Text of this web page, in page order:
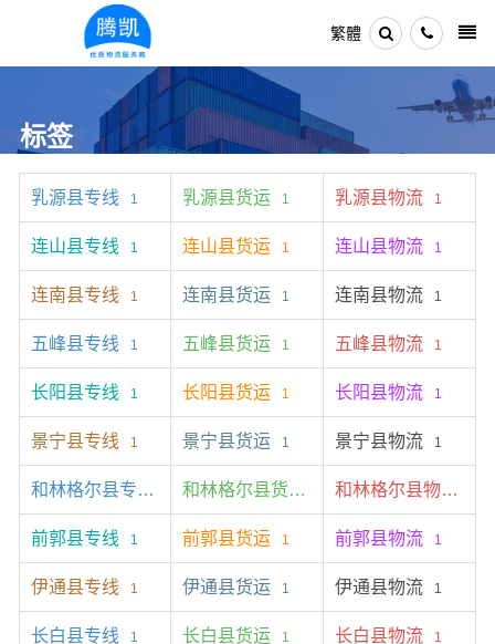
繁體
标签
乳源县专线 1 乳源县货运 1 乳源县物流 1
连山县专线 1 连山县货运 1 连山县物流 1
连南县专线 1 连南县货运 1 连南县物流 1
五峰县专线 1 五峰县货运 1 五峰县物流 1
长阳县专线 1 长阳县货运 1 长阳县物流 1
景宁县专线 1 景宁县货运 1 景宁县物流 1
和林格尔县专线 和林格尔县货运 和林格尔县物流
前郭县专线 1 前郭县货运 1 前郭县物流 1
伊通县专线 1 伊通县货运 1 伊通县物流 1
长白县专线 1 长白县货运 1 长白县物流 1